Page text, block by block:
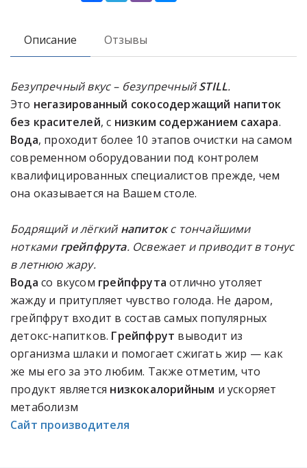
Описание Отзывы
Безупречный вкус – безупречныйSTILL.
Это негазированный сокосодержащий напиток
без красителей, с низким содержанием сахара.
Вода, проходит более 10 этапов очистки на самом
современном оборудовании под контролем
квалифицированных специалистов прежде, чем
она оказывается на Вашем столе.
Бодрящий и лёгкий напитокс тончайшими
нотками грейпфрута. Освежает и приводит в тонус
в летнюю жару.
Вода со вкусом грейпфрута отлично утоляет
жажду и притупляет чувство голода. Не даром,
грейпфрут входит в состав самых популярных
детокс-напитков. Грейпфрут выводит из
организма шлаки и помогает сжигать жир — как
же мы его за это любим. Также отметим, что
продукт является низкокалорийным и ускоряет
метаболизм
Сайт производителя